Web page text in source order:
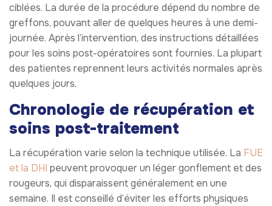
ciblées. La durée de la procédure dépend du nombre de
greffons, pouvant aller de quelques heures à une demi-
journée. Après l’intervention, des instructions détaillées
pour les soins post-opératoires sont fournies. La plupart
des patientes reprennent leurs activités normales après
quelques jours.
Chronologie de récupération et
soins post-traitement
La récupération varie selon la technique utilisée. La FUE
et la DHI peuvent provoquer un léger gonflement et des
rougeurs, qui disparaissent généralement en une
semaine. Il est conseillé d’éviter les efforts physiques